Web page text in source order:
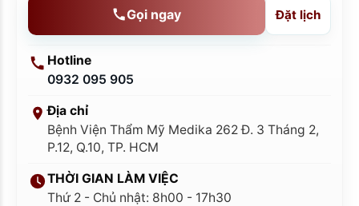
Gọi ngay Đặt lịch
Hotline
0932 095 905
Địa chỉ
Bệnh Viện Thẩm Mỹ Medika 262 Đ. 3 Tháng 2,
P.12, Q.10, TP. HCM
THỜI GIAN LÀM VIỆC
Thứ 2 - Chủ nhật: 8h00 - 17h30